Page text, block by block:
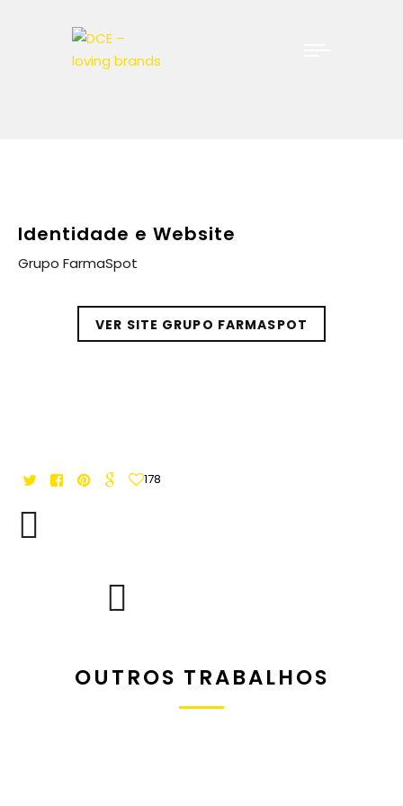
Identidade e Website
Grupo FarmaSpot
VER SITE GRUPO FARMASPOT
178
OUTROS TRABALHOS